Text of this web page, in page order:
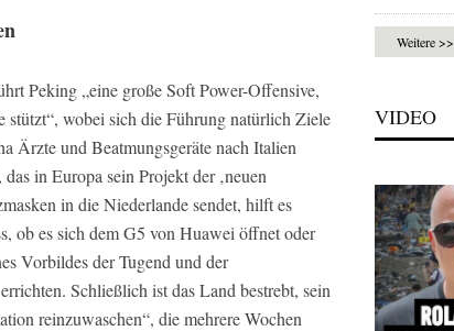
Peking „eine große Soft Power-Offensive,
wobei sich die Führung natürlich Ziele
Ärzte und Beatmungsgeräte nach Italien
in Europa sein Projekt der ‚neuen
in die Niederlande sendet, hilft es
ob es sich dem G5 von Huawei öffnet oder
Vorbildes der Tugend und der
Schließlich ist das Land bestrebt, sein
reinzuwaschen“, die mehrere Wochen
Weitere >>
VIDEO